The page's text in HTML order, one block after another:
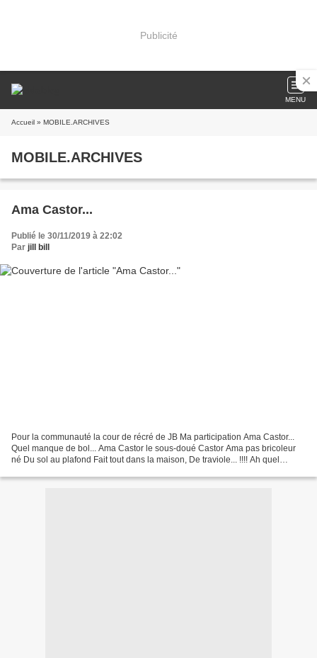
Publicité
MENU
Accueil » MOBILE.ARCHIVES
MOBILE.ARCHIVES
Ama Castor...
Publié le 30/11/2019 à 22:02
Par jill bill
Pour la communauté la cour de récré de JB Ma participation Ama Castor...
Quel manque de bol... Ama Castor le sous-doué Castor Ama pas bricoleur
né Du sol au plafond Fait tout dans la maison, De traviole... !!!! Ah quel